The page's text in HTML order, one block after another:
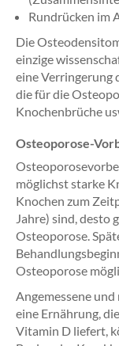
Rundrücken im
Die
einzige
eine Verringerung
die für die
Knochenbrüche
Osteoporose-
möglichst starke
Knochen zum
Jahre) sind, desto
Osteoporose.
Osteoporose
Angemessene
eine Ernährung,
Vitamin D liefert,